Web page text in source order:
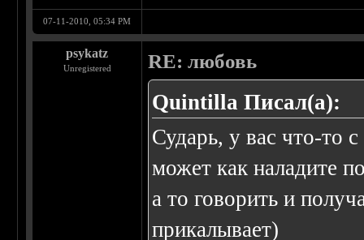
07-11-2010, 05:34 PM
psykatz
Unregistered RE: любовь
Quintilla Писал(а):
Сударь, у вас что-то
может как наладите
а то говорить и
прикалывает)